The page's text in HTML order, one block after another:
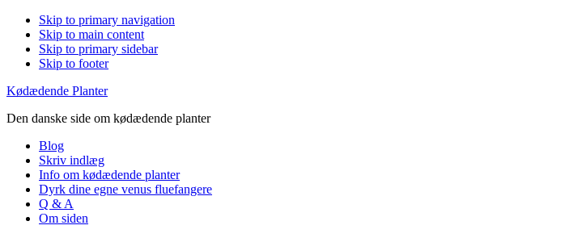
Skip to primary navigation
Skip to main content
Skip to primary sidebar
Skip to footer
Kødædende Planter
Den danske side om kødædende planter
Blog
Skriv indlæg
Info om kødædende planter
Dyrk dine egne venus fluefangere
Q & A
Om siden